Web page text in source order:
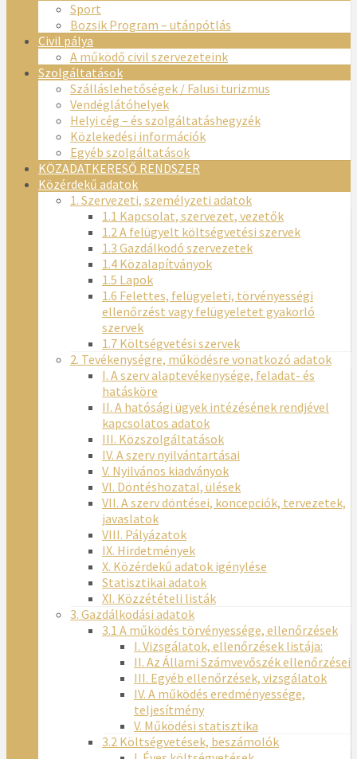
Sport
Bozsik Program – utánpótlás
Civil pálya
A működő civil szervezeteink
Szolgáltatások
Szálláslehetőségek / Falusi turizmus
Vendéglátóhelyek
Helyi cég – és szolgáltatáshegyzék
Közlekedési információk
Egyéb szolgáltatások
KÖZADATKERESŐ RENDSZER
Közérdekű adatok
1. Szervezeti, személyzeti adatok
1.1 Kapcsolat, szervezet, vezetők
1.2 A felügyelt költségvetési szervek
1.3 Gazdálkodó szervezetek
1.4 Közalapítványok
1.5 Lapok
1.6 Felettes, felügyeleti, törvényességi
ellenőrzést vagy felügyeletet gyakorló
szervek
1.7 Költségvetési szervek
2. Tevékenységre, működésre vonatkozó adatok
I. A szerv alaptevékenysége, feladat- és
hatásköre
II. A hatósági ügyek intézésének rendjével
kapcsolatos adatok
III. Közszolgáltatások
IV. A szerv nyilvántartásai
V. Nyilvános kiadványok
VI. Döntéshozatal, ülések
VII. A szerv döntései, koncepciók, tervezetek,
javaslatok
VIII. Pályázatok
IX. Hirdetmények
X. Közérdekű adatok igénylése
Statisztikai adatok
XI. Közzétételi listák
3. Gazdálkodási adatok
3.1 A működés törvényessége, ellenőrzések
I. Vizsgálatok, ellenőrzések listája:
II. Az Állami Számvevőszék ellenőrzései
III. Egyéb ellenőrzések, vizsgálatok
IV. A működés eredményessége,
teljesítmény
V. Működési statisztika
3.2 Költségvetések, beszámolók